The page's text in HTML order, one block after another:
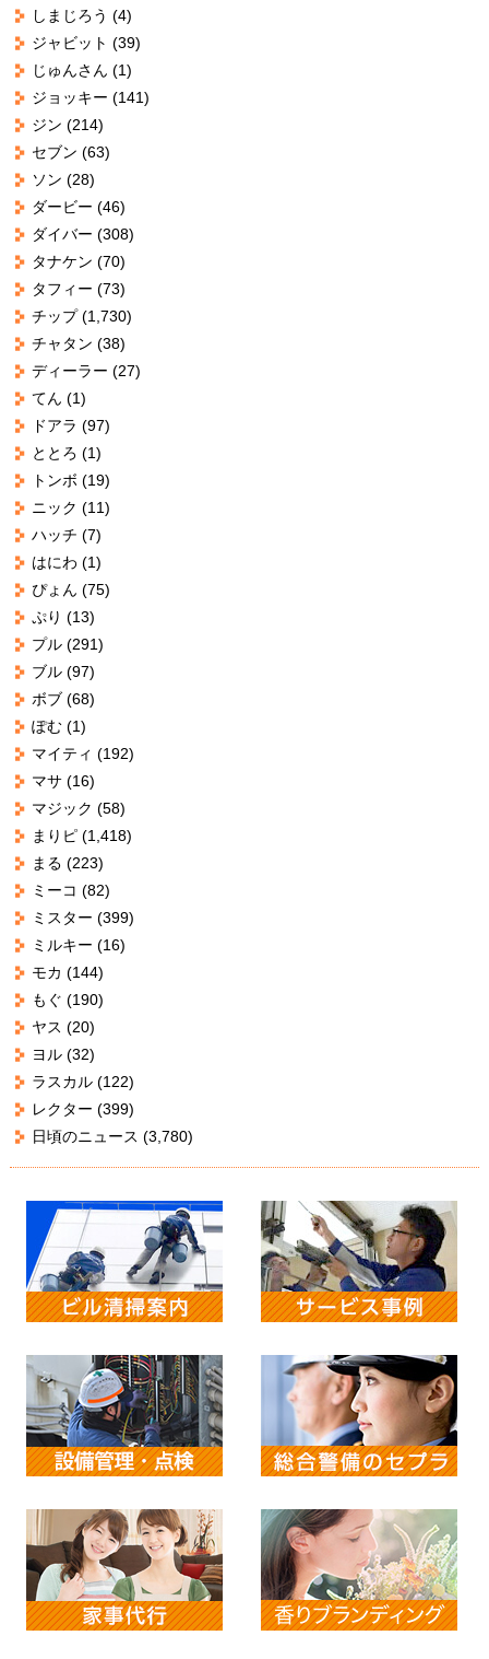
しまじろう (4)
ジャビット (39)
じゅんさん (1)
ジョッキー (141)
ジン (214)
セブン (63)
ソン (28)
ダービー (46)
ダイバー (308)
タナケン (70)
タフィー (73)
チップ(1,730)
チャタン (38)
ディーラー (27)
てん (1)
ドアラ (97)
ととろ (1)
トンボ (19)
ニック (11)
ハッチ (7)
はにわ (1)
ぴょん (75)
ぷり (13)
プル(291)
ブル(97)
ボブ(68)
ぽむ(1)
マイティ (192)
マサ(16)
マジック (58)
まりピ(1,418)
まる (223)
ミーコ (82)
ミスター (399)
ミルキー (16)
モカ (144)
もぐ (190)
ヤス (20)
ヨル(32)
ラスカル(122)
レクター (399)
日頃のニュース (3,780)